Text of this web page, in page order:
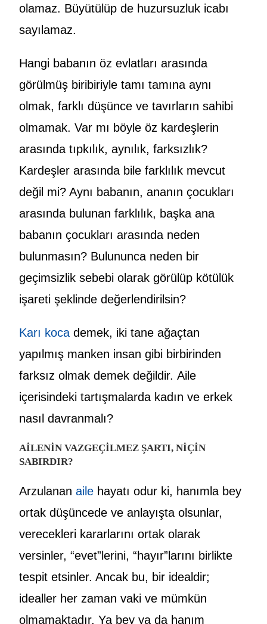
olamaz. Büyütülüp de huzursuzluk icabı
sayılamaz.
Hangi babanın öz evlatları arasında
görülmüş biribiriyle tamı tamına aynı
olmak, farklı düşünce ve tavırların sahibi
olmamak. Var mı böyle öz kardeşlerin
arasında tıpkılık, aynılık, farksızlık?
Kardeşler arasında bile farklılık mevcut
değil mi? Aynı babanın, ananın çocukları
arasında bulunan farklılık, başka ana
babanın çocukları arasında neden
bulunmasın? Bulununca neden bir
geçimsizlik sebebi olarak görülüp kötülük
işareti şeklinde değerlendirilsin?
Karı koca demek, iki tane ağaçtan
yapılmış manken insan gibi birbirinden
farksız olmak demek değildir. Aile
içerisindeki tartışmalarda kadın ve erkek
nasıl davranmalı?
AİLENİN VAZGEÇİLMEZ ŞARTI, NİÇİN
SABIRDIR?
Arzulananaile hayatı odur ki, hanımla bey
ortak düşüncede ve anlayışta olsunlar,
verecekleri kararlarını ortak olarak
versinler, “evet”lerini, “hayır”larını birlikte
tespit etsinler. Ancak bu, bir idealdir;
idealler her zaman vaki ve mümkün
olmamaktadır. Ya bey ya da hanım